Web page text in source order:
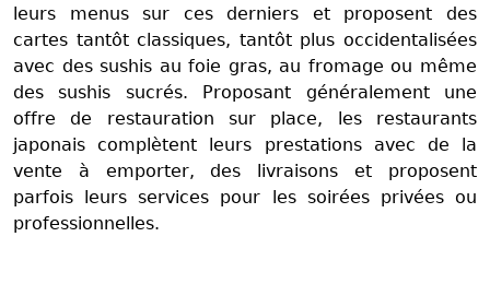
leurs menus sur ces derniers et proposent des
cartes tantôt classiques, tantôt plus occidentalisées
avec des sushis au foie gras, au fromage ou même
des sushis sucrés. Proposant généralement une
offre de restauration sur place, les restaurants
japonais complètent leurs prestations avec de la
vente à emporter, des livraisons et proposent
parfois leurs services pour les soirées privées ou
professionnelles.